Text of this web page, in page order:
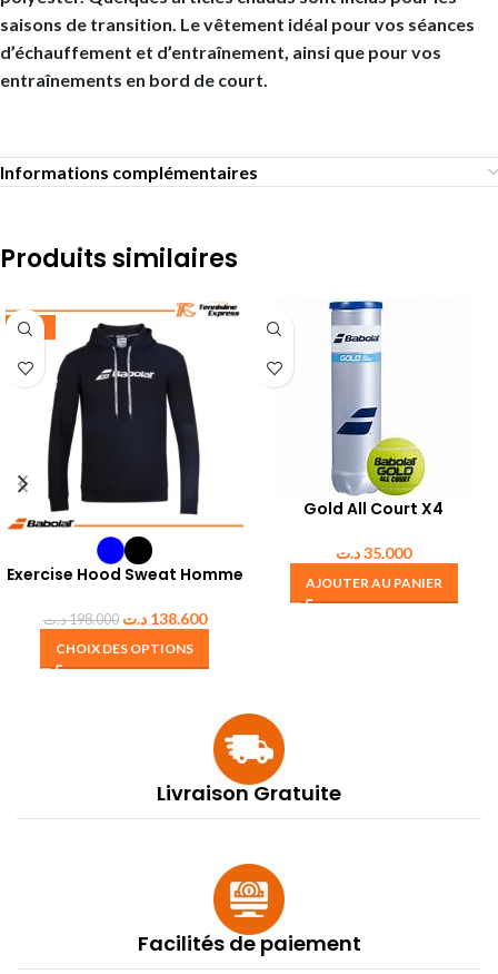
saisons de transition. Le vêtement idéal pour vos séances
d’échauffement et d’entraînement, ainsi que pour vos
entraînements en bord de court.
Informations complémentaires
Produits similaires
-30%
Exercise Hood Sweat Homme
198.000د.ت 138.600 د.ت
CHOIX DES OPTIONS
Gold All Court X4
35.000د.ت
AJOUTER AU PANIER
Livraison Gratuite
Facilités de paiement